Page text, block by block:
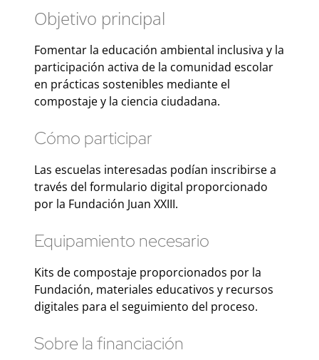
Objetivo principal
Fomentar la educación ambiental inclusiva y la
participación activa de la comunidad escolar
en prácticas sostenibles mediante el
compostaje y la ciencia ciudadana.
Cómo participar
Las escuelas interesadas podían inscribirse a
través del formulario digital proporcionado
por la Fundación Juan XXIII.
Equipamiento necesario
Kits de compostaje proporcionados por la
Fundación, materiales educativos y recursos
digitales para el seguimiento del proceso.
Sobre la financiación